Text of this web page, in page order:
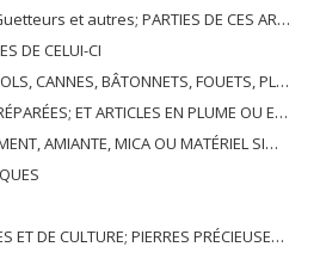
et autres; PARTIES DE CES ARTICLES
DE CELUI-CI
FOUETS, PLANTES DE CONDUITE; ET LEURS PARTIES
EN PLUME OU EN BAS; FLEURS ARTIFICIELLES; ARTICLES DE CHEVEUX HUMAINS
MICA OU MATÉRIEL SIMILAIRE; ARTICLES DE CELUI-CI
MÉTAUX PRÉCIEUX, PLAQUÉS OU DOUBLÉS DE MÉTAUX PRÉCIEUX ET OUVRAGES EN CES MATIÈRES; IMITATION BIJOUTERIE; PIÈCE DE MONNAIE